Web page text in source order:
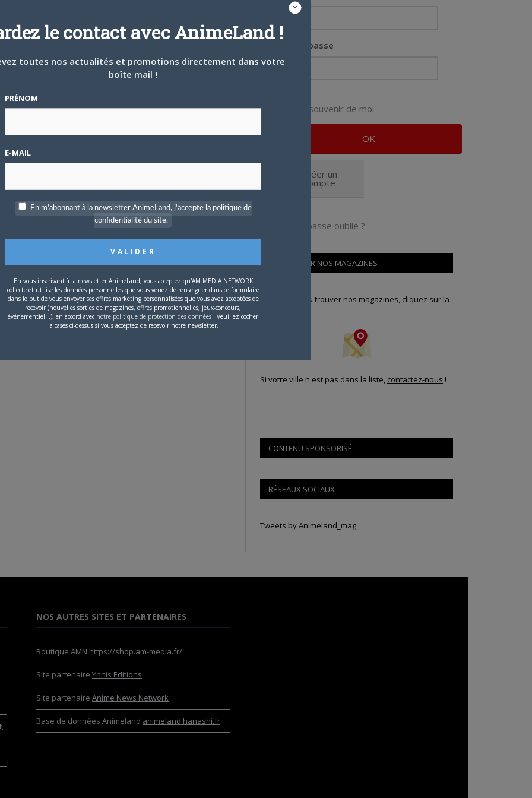
1 860 … 1 872 Suivant
Mot de passe
Se souvenir de moi
Créer un
compte
Mot de passe oublié ?
OÙ TROUVER NOS MAGAZINES
Pour savoir où trouver nos magazines, cliquez sur la
Si votre ville n'est pas dans la liste, contactez-nous !
CONTENU SPONSORISÉ
RÉSEAUX SOCIAUX
Tweets by Animeland_mag
NOS AUTRES SITES ET PARTENAIRES
Boutique AMN https://shop.am-media.fr/
Site partenaire Ynnis Editions
Site partenaire Anime News Network
Base de données Animeland animeland.hanashi.fr
le contact avec AnimeLand !
toutes nos actualités et promotions directement dans votre
boîte mail !
PRÉNOM
E-MAIL
En m'abonnant à la newsletter AnimeLand, j'accepte la politique de
confidentialité du site.
En vous inscrivant à la newsletter AnimeLand, vous acceptez qu'AM MEDIA NETWORK
collecte et utilise les données personnelles que vous venez de renseigner dans ce formulaire
dans le but de vous envoyer ses offres marketing personnalisées que vous avez acceptées de
recevoir (nouvelles sorties de magazines, offres promotionnelles, jeux-concours,
événementiel...), en accord avec notre politique de protection des données . Veuillez cocher
la cases ci-dessus si vous acceptez de recevoir notre newsletter.